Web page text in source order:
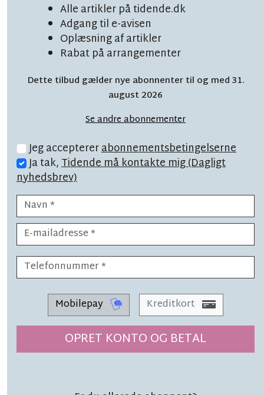
Alle artikler på tidende.dk
Adgang til e-avisen
Oplæsning af artikler
Rabat på arrangementer
Dette tilbud gælder nye abonnenter til og med 31.
august 2026
Se andre abonnementer
Jeg acceptererabonnementsbetingelserne
Ja tak,Tidende må kontakte mig (Dagligt
nyhedsbrev)
Mobilepay Kreditkort
OPRET KONTO OG BETAL
Brand i silo: Har
mandskab fra hele øen
LÆSETID 1 MIN.
Snart på plads: Ny skoleleder i
sigte
LÆSETID 1 MIN.
Tusindvis af hunde: